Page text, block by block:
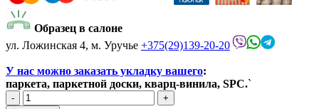
Образец в салоне
ул. Ложинская 4, м. Уручье +375(29)139-20-20
У нас можно заказать укладку вашего:
паркета, паркетной доски, кварц-винила, SPC.`